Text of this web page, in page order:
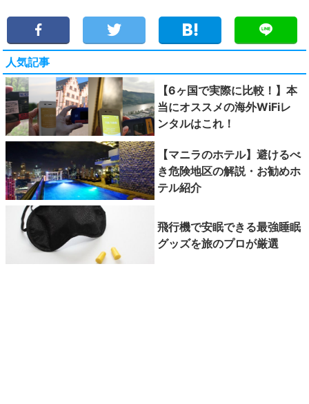
人気記事
【6ヶ国で実際に比較！】本
当にオススメの海外WiFiレ
ンタルはこれ！
【マニラのホテル】避けるべ
き危険地区の解説・お勧めホ
テル紹介
飛行機で安眠できる最強睡眠
グッズを旅のプロが厳選